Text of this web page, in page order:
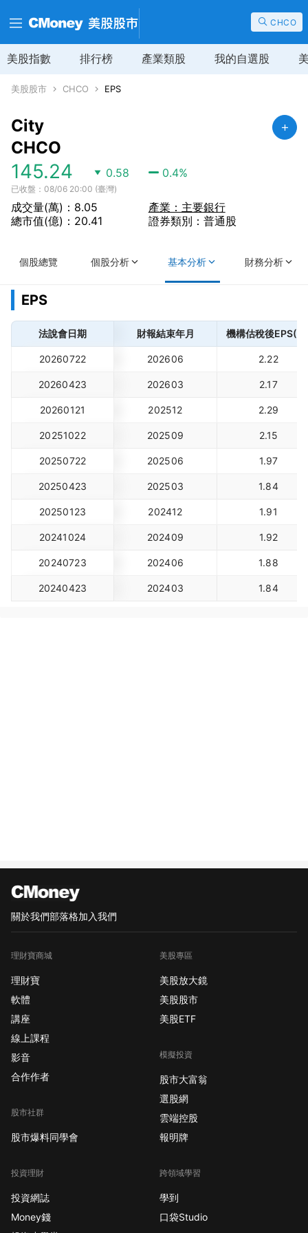
CHCO
美股指數 排行榜 產業類股 我的自選股
美股股市 CHCO EPS
City
CHCO
145.24 0.58 0.4%
已收盤：08/06 20:00 (臺灣)
成交量(萬)：8.05
總市值(億)：20.41
產業：主要銀行
證券類別：普通股
個股總覽 個股分析 基本分析 財務分析
EPS
法說會日期 財報結束年月 機構估稅後EPS(
20260722 202606 2.22
20260423 202603 2.17
20260121 202512 2.29
20251022 202509 2.15
20250722 202506 1.97
20250423 202503 1.84
20250123 202412 1.91
20241024 202409 1.92
20240723 202406 1.88
20240423 202403 1.84
關於我們部落格加入我們
理財寶商城
理財寶
軟體
講座
線上課程
影音
合作作者
股市社群
股市爆料同學會
投資理財
投資網誌
Money錢
美股專區
美股放大鏡
美股股市
美股ETF
模擬投資
股市大富翁
選股網
雲端控股
報明牌
跨領域學習
學到
口袋Studio